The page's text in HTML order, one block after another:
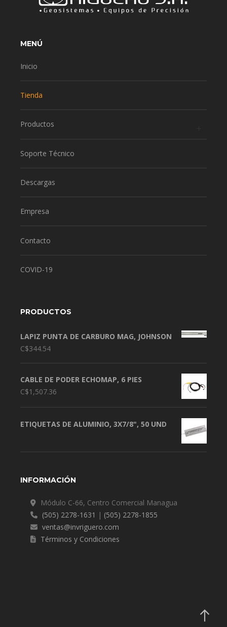
MENÚ
Inicio
Tienda
Productos
Soporte Técnico
Descargas
Empresa
Contacto
COVID-19
PRODUCTOS
LAPIZ PUNTA DE CARBURO MAG, JOHNSON
C$344.54
CABLE DE PODER ECHOMAP, 6 PIES
C$1,507.36
ETIQUETAS DE ALUMINIO, 3X7/8", 50 UND
INFORMACIÓN
Módulo C-66, Centro Comercial Managua
(505) 2278-1631 | (505) 2278-1855
ventas@invriguero.com
Términos y Condiciones